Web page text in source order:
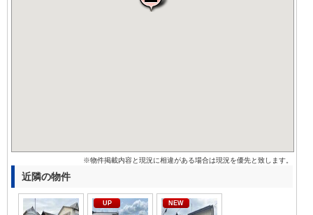
※物件掲載内容と現況に相違がある場合は現況を優先と致します。
近隣の物件
UP NEW